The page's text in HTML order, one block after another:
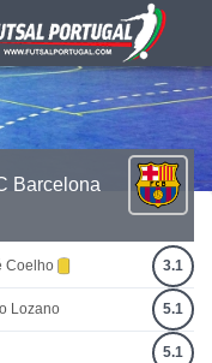
Barcelona
Coelho 3.1
Lozano 5.1
5.1